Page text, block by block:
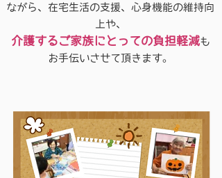
ながら、在宅生活の支援、心身機能の維持向
上や、
介護するご家族にとっての負担軽減も
お手伝いさせて頂きます。